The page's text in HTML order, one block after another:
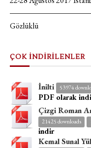
Gözlüklü
ÇOK İNDİRİLENLER
İnilti 53974
PDF olarak
Çizgi Roman
21425 downloads
indir
Kemal Sunal